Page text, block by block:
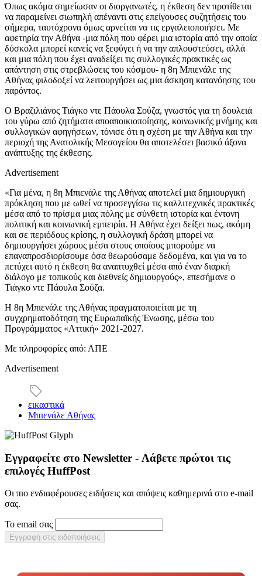
Όπως ακόμα σημείωσαν οι διοργανωτές, η έκθεση δεν προτίθεται
να παραμείνει σιωπηλή απέναντι στις επείγουσες συζητήσεις του
σήμερα, ταυτόχρονα όμως αρνείται να τις εργαλειοποιήσει. Με
αφετηρία την Αθήνα -μια πόλη που φέρει μια ιστορία από την οποία
δύσκολα μπορεί κανείς να ξεφύγει ή να την απλουστεύσει, αλλά
και μια πόλη που έχει αναδείξει τις συλλογικές πρακτικές ως
απάντηση στις στρεβλώσεις του κόσμου- η 8η Μπιενάλε της
Αθήνας φιλοδοξεί να λειτουργήσει ως μια άσκηση κατανόησης του
παρόντος.
Ο Βραζιλιάνος Τιάγκο ντε Πάουλα Σούζα, γνωστός για τη δουλειά
του γύρω από ζητήματα αποαποικιοποίησης, κοινωνικής μνήμης και
συλλογικών αφηγήσεων, τόνισε ότι η σχέση με την Αθήνα και την
περιοχή της Ανατολικής Μεσογείου θα αποτελέσει βασικό άξονα
ανάπτυξης της έκθεσης.
Advertisement
«Για μένα, η 8η Μπιενάλε της Αθήνας αποτελεί μια δημιουργική
πρόκληση που με ωθεί να προσεγγίσω τις καλλιτεχνικές πρακτικές
μέσα από το πρίσμα μιας πόλης με σύνθετη ιστορία και έντονη
πολιτική και κοινωνική εμπειρία. Η Αθήνα έχει δείξει πως, ακόμη
και σε περιόδους κρίσης, η συλλογική δράση μπορεί να
δημιουργήσει χώρους μέσα στους οποίους μπορούμε να
επαναπροσδιορίσουμε όσα θεωρούσαμε δεδομένα, και για να το
πετύχει αυτό η έκθεση θα αναπτυχθεί μέσα από έναν διαρκή
διάλογο με τοπικούς και διεθνείς δημιουργούς», επεσήμανε ο
Τιάγκο ντε Πάουλα Σούζα.
H 8η Μπιενάλε της Αθήνας πραγματοποιείται με τη
συγχρηματοδότηση της Ευρωπαϊκής Ένωσης, μέσω του
Προγράμματος «Αττική» 2021-2027.
Με πληροφορίες από: ΑΠΕ
Advertisement
εικαστικά
Μπιενάλε Αθήνας
Εγγραφείτε στο Newsletter - Λάβετε πρώτοι τις
επιλογές HuffPost
Οι πιο ενδιαφέρουσες ειδήσεις και απόψεις καθημερινά στο e-mail
σας.
Το email σας
Εγγραφή στις ειδοποιήσεις